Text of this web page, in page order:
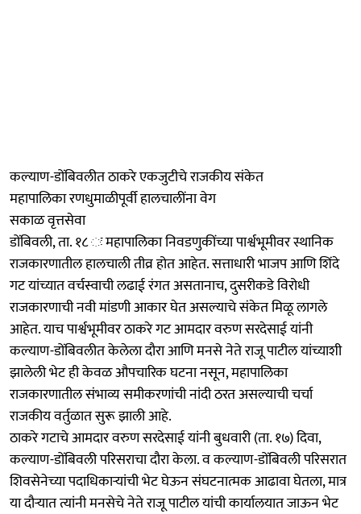
कल्याण-डोंबिवलीत ठाकरे एकजुटीचे राजकीय संकेत
महापालिका रणधुमाळीपूर्वी हालचालींना वेग
सकाळ वृत्तसेवा
डोंबिवली, ता. १८ ः महापालिका निवडणुकींच्या पार्श्वभूमीवर स्थानिक
राजकारणातील हालचाली तीव्र होत आहेत. सत्ताधारी भाजप आणि शिंदे
गट यांच्यात वर्चस्वाची लढाई रंगत असतानाच, दुसरीकडे विरोधी
राजकारणाची नवी मांडणी आकार घेत असल्याचे संकेत मिळू लागले
आहेत. याच पार्श्वभूमीवर ठाकरे गट आमदार वरुण सरदेसाई यांनी
कल्याण-डोंबिवलीत केलेला दौरा आणि मनसे नेते राजू पाटील यांच्याशी
झालेली भेट ही केवळ औपचारिक घटना नसून, महापालिका
राजकारणातील संभाव्य समीकरणांची नांदी ठरत असल्याची चर्चा
राजकीय वर्तुळात सुरू झाली आहे.
ठाकरे गटाचे आमदार वरुण सरदेसाई यांनी बुधवारी (ता. १७) दिवा,
कल्याण-डोंबिवली परिसराचा दौरा केला. व कल्याण-डोंबिवली परिसरात
शिवसेनेच्या पदाधिकाऱ्यांची भेट घेऊन संघटनात्मक आढावा घेतला, मात्र
या दौऱ्यात त्यांनी मनसेचे नेते राजू पाटील यांची कार्यालयात जाऊन भेट